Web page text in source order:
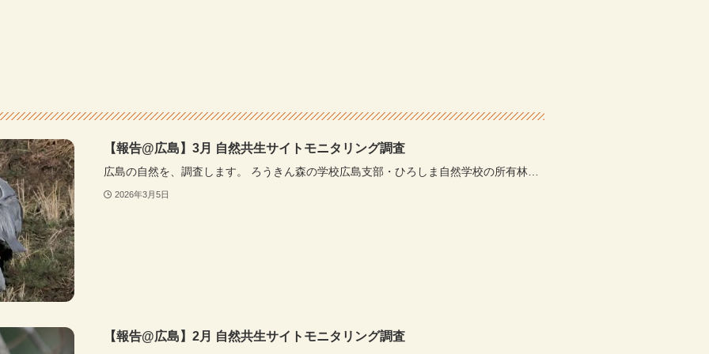
【報告@広島】3月 自然共生サイトモニタリング調査
広島の自然を、調査します。 ろうきん森の学校広島支部・ひろしま自然学校の所有林…
2026年3月5日
【報告@広島】2月 自然共生サイトモニタリング調査